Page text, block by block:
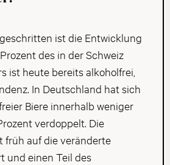
ist die Entwicklung
des in der Schweiz
ist heute bereits alkoholfrei,
In Deutschland hat sich
Biere innerhalb weniger
verdoppelt. Die
früh auf die veränderte
und einen Teil des